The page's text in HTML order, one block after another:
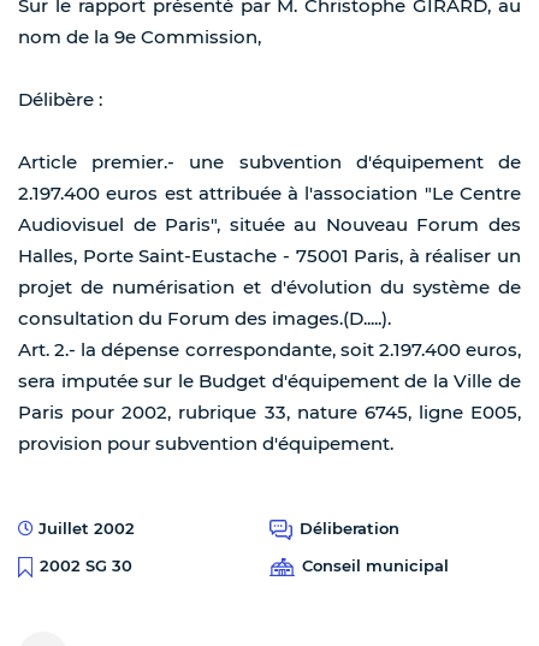
Sur le rapport présenté par M. Christophe GIRARD, au
nom de la 9e Commission,
Délibère :
Article premier.- une subvention d'équipement de
2.197.400 euros est attribuée à l'association "Le Centre
Audiovisuel de Paris", située au Nouveau Forum des
Halles, Porte Saint-Eustache - 75001 Paris, à réaliser un
projet de numérisation et d'évolution du système de
consultation du Forum des images.(D.....).
Art. 2.- la dépense correspondante, soit 2.197.400 euros,
sera imputée sur le Budget d'équipement de la Ville de
Paris pour 2002, rubrique 33, nature 6745, ligne E005,
provision pour subvention d'équipement.
Juillet 2002
Déliberation
2002 SG 30
Conseil municipal